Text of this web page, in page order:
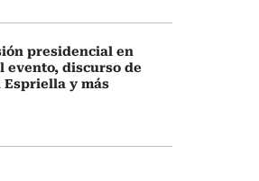
presidencial en
evento, discurso de
Espriella y más